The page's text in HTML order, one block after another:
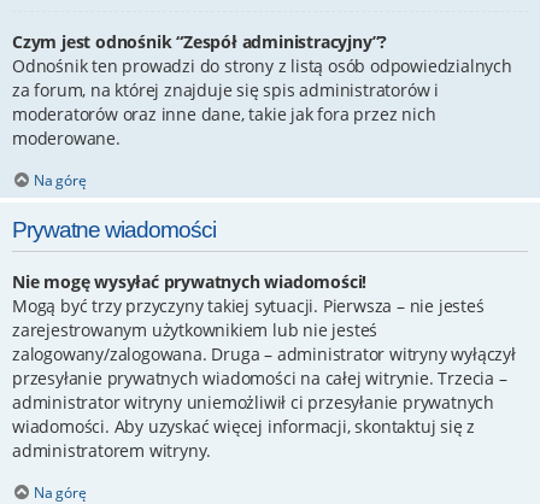
Czym jest odnośnik “Zespół administracyjny”?
Odnośnik ten prowadzi do strony z listą osób odpowiedzialnych
za forum, na której znajduje się spis administratorów i
moderatorów oraz inne dane, takie jak fora przez nich
moderowane.
Na górę
Prywatne wiadomości
Nie mogę wysyłać prywatnych wiadomości!
Mogą być trzy przyczyny takiej sytuacji. Pierwsza – nie jesteś
zarejestrowanym użytkownikiem lub nie jesteś
zalogowany/zalogowana. Druga – administrator witryny wyłączył
przesyłanie prywatnych wiadomości na całej witrynie. Trzecia –
administrator witryny uniemożliwił ci przesyłanie prywatnych
wiadomości. Aby uzyskać więcej informacji, skontaktuj się z
administratorem witryny.
Na górę